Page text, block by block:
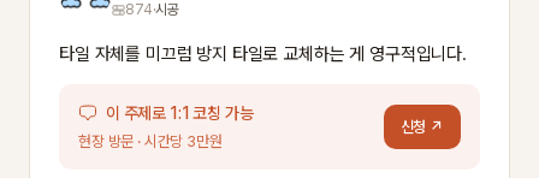
874·시공
타일 자체를 미끄럼 방지 타일로 교체하는 게 영구적입니다.
이 주제로 1:1 코칭 가능
현장 방문 · 시간당 3만원
신청 ↗